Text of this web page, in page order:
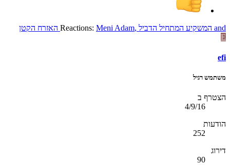
Reactions: Meni Adam, המשקיע המתחיל הדביל and
האזרח הקטן
E
efi
משתמש רגיל
הצטרף ב
4/9/16
הודעות
252
דירוג
90